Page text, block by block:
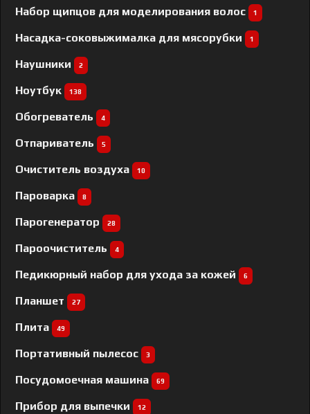
Набор щипцов для моделирования волос 1
Насадка-соковыжималка для мясорубки 1
Наушники 2
Ноутбук 138
Обогреватель 4
Отпариватель 5
Очиститель воздуха 10
Пароварка 8
Парогенератор 28
Пароочиститель 4
Педикюрный набор для ухода за кожей 6
Планшет 27
Плита 49
Портативный пылесос 3
Посудомоечная машина 69
Прибор для выпечки 12